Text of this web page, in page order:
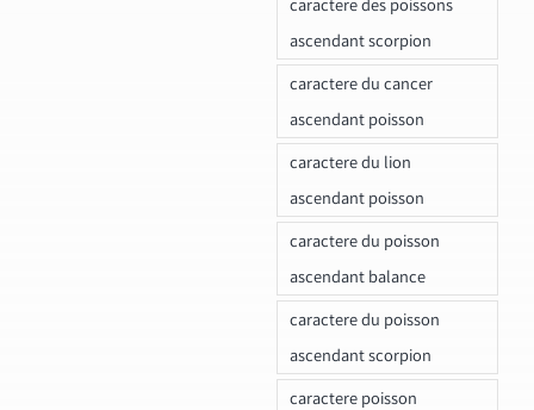
ascendant scorpion
caractere du cancer
ascendant poisson
caractere du lion
ascendant poisson
caractere du poisson
ascendant balance
caractere du poisson
ascendant scorpion
caractere poisson